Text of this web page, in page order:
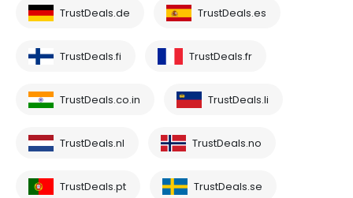
TrustDeals.de TrustDeals.es
TrustDeals.fi TrustDeals.fr
TrustDeals.co.in TrustDeals.li
TrustDeals.nl TrustDeals.no
TrustDeals.pt TrustDeals.se